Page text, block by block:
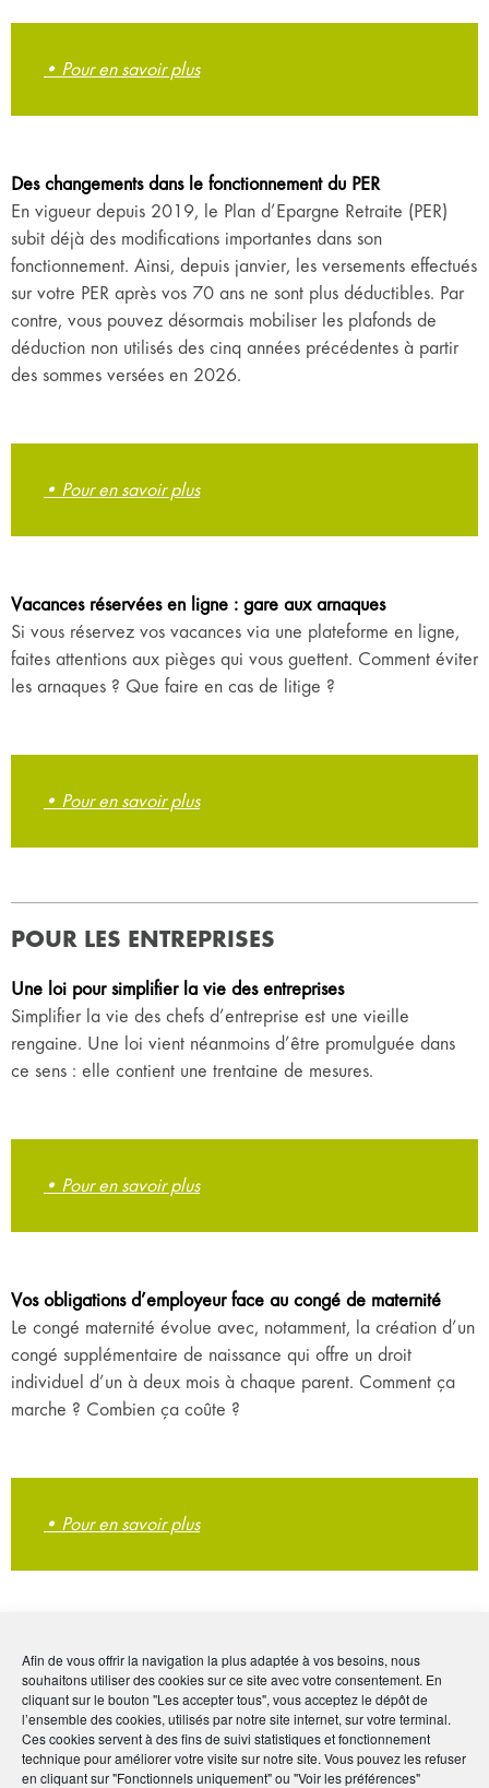
Afin de vous offrir la navigation la plus adaptée à vos besoins, nous
souhaitons utiliser des cookies sur ce site avec votre consentement. En
cliquant sur le bouton "Les accepter tous", vous acceptez le dépôt de
l’ensemble des cookies, utilisés par notre site internet, sur votre terminal.
Ces cookies servent à des fins de suivi statistiques et fonctionnement
technique pour améliorer votre visite sur notre site. Vous pouvez les refuser
en cliquant sur "Fonctionnels uniquement" ou "Voir les préférences"
• Pour en savoir plus
Des changements dans le fonctionnement du PER
En vigueur depuis 2019, le Plan d’Epargne Retraite (PER)
subit déjà des modifications importantes dans son
fonctionnement. Ainsi, depuis janvier, les versements effectués
sur votre PER après vos 70 ans ne sont plus déductibles. Par
contre, vous pouvez désormais mobiliser les plafonds de
déduction non utilisés des cinq années précédentes à partir
des sommes versées en 2026.
• Pour en savoir plus
Vacances réservées en ligne : gare aux arnaques
Si vous réservez vos vacances via une plateforme en ligne,
faites attentions aux pièges qui vous guettent. Comment éviter
les arnaques ? Que faire en cas de litige ?
• Pour en savoir plus
POUR LES ENTREPRISES
Une loi pour simplifier la vie des entreprises
Simplifier la vie des chefs d’entreprise est une vieille
rengaine. Une loi vient néanmoins d’être promulguée dans
ce sens : elle contient une trentaine de mesures.
• Pour en savoir plus
Vos obligations d’employeur face au congé de maternité
Le congé maternité évolue avec, notamment, la création d’un
congé supplémentaire de naissance qui offre un droit
individuel d’un à deux mois à chaque parent. Comment ça
marche ? Combien ça coûte ?
• Pour en savoir plus
À compter du 1er septembre, la durée des arrêts de travail
prescrits et prolongés sera plafonnée. Comment cette mesure
va-t-elle s’appliquer ?